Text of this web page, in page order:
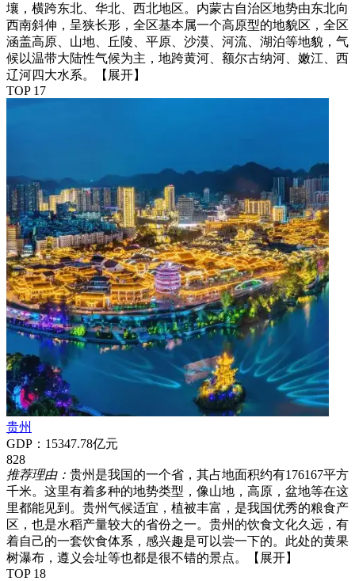
壤，横跨东北、华北、西北地区。内蒙古自治区地势由东北向
西南斜伸，呈狭长形，全区基本属一个高原型的地貌区，全区
涵盖高原、山地、丘陵、平原、沙漠、河流、湖泊等地貌，气
候以温带大陆性气候为主，地跨黄河、额尔古纳河、嫩江、西
辽河四大水系。
【展开】
TOP 17
贵州
GDP：15347.78亿元
828
推荐理由： 贵州是我国的一个省，其占地面积约有176167平方
千米。这里有着多种的地势类型，像山地，高原，盆地等在这
里都能见到。贵州气候适宜，植被丰富，是我国优秀的粮食产
区，也是水稻产量较大的省份之一。贵州的饮食文化久远，有
着自己的一套饮食体系，感兴趣是可以尝一下的。此处的黄果
树瀑布，遵义会址等也都是很不错的景点。
【展开】
TOP 18